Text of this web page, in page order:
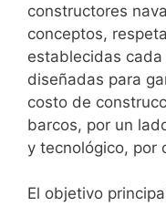
constructores
conceptos,
establecidas
diseñadas para
costo de
barcos, por un
y tecnológico, por
El objetivo